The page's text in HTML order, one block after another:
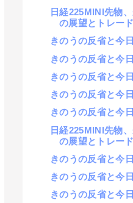
日経225MINI先物
の展望とトレー
きのうの反省と今
きのうの反省と今
きのうの反省と今
きのうの反省と今
きのうの反省と今
日経225MINI先物
の展望とトレー
きのうの反省と今
きのうの反省と今
きのうの反省と今